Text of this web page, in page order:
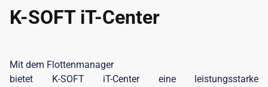
K-SOFT iT-Center
Mit dem Flottenmanager
bietet K-SOFT iT-Center eine leistungsstarke